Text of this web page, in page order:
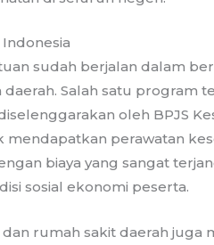
sudah berjalan dalam
Salah satu program
oleh BPJS
mendapatkan perawatan
biaya yang sangat
sosial ekonomi peserta.
rumah sakit daerah juga